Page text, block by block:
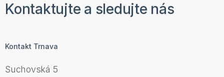
Kontaktujte a sledujte nás
Kontakt Trnava
Suchovská 5